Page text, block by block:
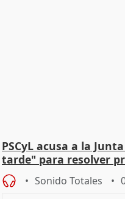
PSCyL acusa a la
tarde" para resolver
Sonido Totales